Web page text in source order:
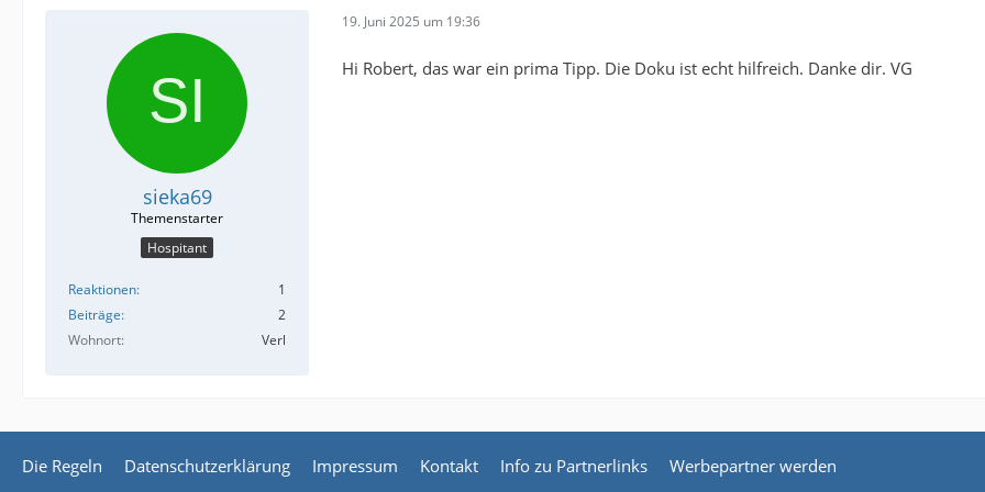
sieka69
Hospitant
Reaktionen
1
Beiträge
2
Wohnort
Verl
19. Juni 2025 um 19:36
Hi Robert, das war ein prima Tipp. Die Doku ist echt hilfreich. Danke dir. VG
Die Regeln Datenschutzerklärung Impressum Kontakt Info zu Partnerlinks Werbepartner werden